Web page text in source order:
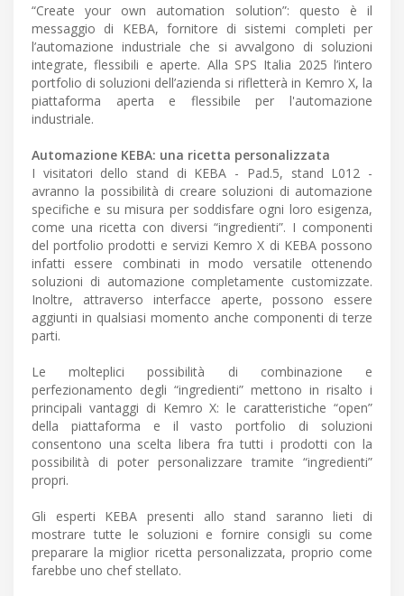
“Create your own automation solution”: questo è il
messaggio di KEBA, fornitore di sistemi completi per
l’automazione industriale che si avvalgono di soluzioni
integrate, flessibili e aperte. Alla SPS Italia 2025 l’intero
portfolio di soluzioni dell’azienda si rifletterà in Kemro X, la
piattaforma aperta e flessibile per l'automazione
industriale.
Automazione KEBA: una ricetta personalizzata
I visitatori dello stand di KEBA - Pad.5, stand L012 -
avranno la possibilità di creare soluzioni di automazione
specifiche e su misura per soddisfare ogni loro esigenza,
come una ricetta con diversi “ingredienti”. I componenti
del portfolio prodotti e servizi Kemro X di KEBA possono
infatti essere combinati in modo versatile ottenendo
soluzioni di automazione completamente customizzate.
Inoltre, attraverso interfacce aperte, possono essere
aggiunti in qualsiasi momento anche componenti di terze
parti.
Le molteplici possibilità di combinazione e
perfezionamento degli “ingredienti” mettono in risalto i
principali vantaggi di Kemro X: le caratteristiche “open”
della piattaforma e il vasto portfolio di soluzioni
consentono una scelta libera fra tutti i prodotti con la
possibilità di poter personalizzare tramite “ingredienti”
propri.
Gli esperti KEBA presenti allo stand saranno lieti di
mostrare tutte le soluzioni e fornire consigli su come
preparare la miglior ricetta personalizzata, proprio come
farebbe uno chef stellato.